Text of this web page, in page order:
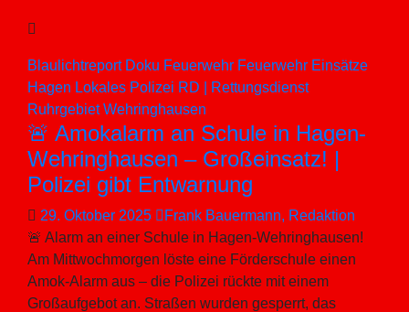
Blaulichtreport Doku Feuerwehr Feuerwehr Einsätze
Hagen Lokales Polizei RD | Rettungsdienst
RuhrgebietWehringhausen
🚨 Amokalarm an Schule in Hagen-
Wehringhausen – Großeinsatz! |
Polizei gibt Entwarnung
29. Oktober 2025
Frank Bauermann, Redaktion
🚨 Alarm an einer Schule in Hagen-Wehringhausen!
Am Mittwochmorgen löste eine Förderschule einen
Amok-Alarm aus – die Polizei rückte mit einem
Großaufgebot an. Straßen wurden gesperrt, das